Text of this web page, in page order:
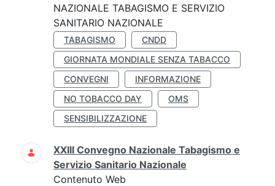
NAZIONALE TABAGISMO E SERVIZIO
SANITARIO NAZIONALE
TABAGISMO
CNDD
GIORNATA MONDIALE SENZA TABACCO
CONVEGNI
INFORMAZIONE
NO TOBACCO DAY
OMS
SENSIBILIZZAZIONE
XXIII Convegno Nazionale Tabagismo e
Servizio Sanitario Nazionale
Contenuto Web